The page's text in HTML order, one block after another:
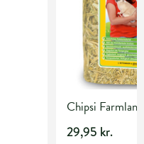
Chipsi
29,95 kr.